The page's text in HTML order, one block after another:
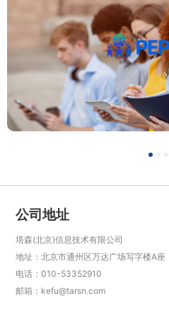
公司地址
塔森(北京)信息技术有限公司
地址：北京市通州区万达广场写字楼A座
电话：010-53352910
邮箱：kefu@tarsn.com